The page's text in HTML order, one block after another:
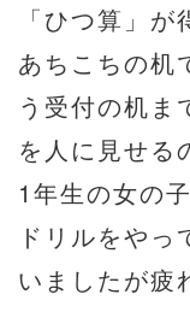
「ひつ算」
あちこちの机
う受付の机ま
を人に見せる
1年生の女の
ドリルをや
いましたが疲